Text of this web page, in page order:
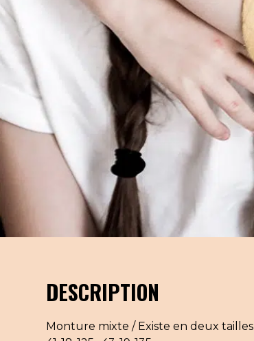
DESCRIPTION
Monture mixte / Existe en deux tailles